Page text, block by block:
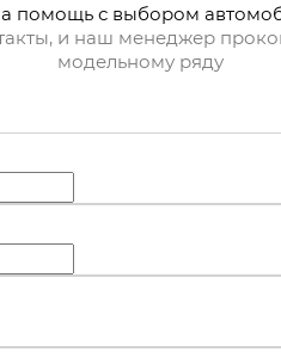
помощь с выбором
и наш менеджер
модельному ряду